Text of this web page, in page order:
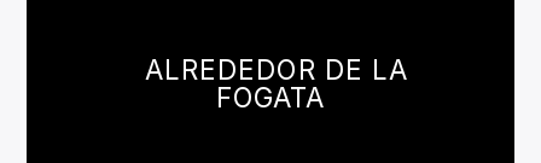
ALREDEDOR DE LA
FOGATA